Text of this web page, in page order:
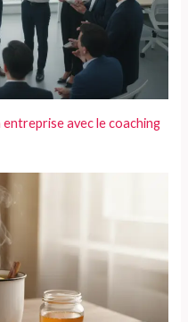
avec le coaching